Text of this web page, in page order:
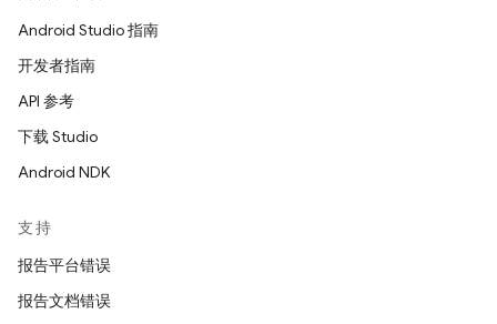
Android Studio 指南
开发者指南
API 参考
下载 Studio
Android NDK
支持
报告平台错误
报告文档错误